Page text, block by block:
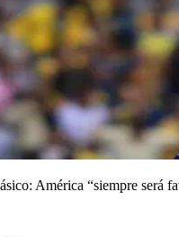
América “siempre será